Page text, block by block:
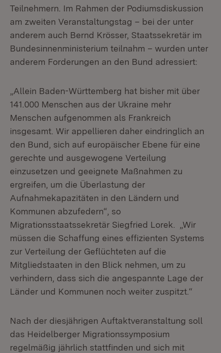
Teilnehmern. Im Rahmen der Podiumsdiskussion
am zweiten Veranstaltungstag – bei der unter
anderem auch Bernd Krösser, Staatssekretär im
Bundesinnenministerium teilnahm – wurden unter
anderem Forderungen an den Bund adressiert:
„Allein Baden-Württemberg hat bisher mit über
141.000 Menschen aus der Ukraine mehr
Menschen aufgenommen als Frankreich
insgesamt. Wir appellieren daher eindringlich an
den Bund, sich auf europäischer Ebene für eine
gerechte und ausgewogene Verteilung
einzusetzen und geeignete Maßnahmen zu
ergreifen, um die Überlastung der
Aufnahmekapazitäten in den Ländern und
Kommunen abzufedern“, so
Migrationsstaatssekretär Siegfried Lorek. „Wir
müssen die Schaffung eines effizienten Systems
zur Verteilung der Geflüchteten auf die
Mitgliedstaaten in den Blick nehmen, um zu
verhindern, dass sich die angespannte Lage der
Länder und Kommunen noch weiter zuspitzt.“
Nach der diesjährigen Auftaktveranstaltung soll
das Heidelberger Migrationssymposium
regelmäßig jährlich stattfinden und sich mit